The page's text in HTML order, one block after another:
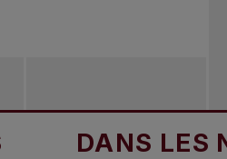
DANS LES